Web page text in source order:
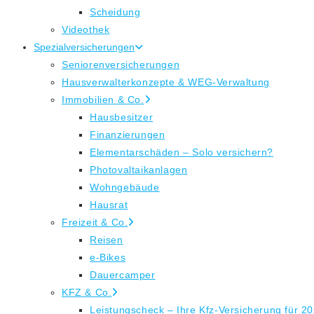
Scheidung
Videothek
Spezialversicherungen
Seniorenversicherungen
Hausverwalterkonzepte & WEG-Verwaltung
Immobilien & Co.
Hausbesitzer
Finanzierungen
Elementarschäden – Solo versichern?
Photovaltaikanlagen
Wohngebäude
Hausrat
Freizeit & Co.
Reisen
e-Bikes
Dauercamper
KFZ & Co.
Leistungscheck – Ihre Kfz-Versicherung für